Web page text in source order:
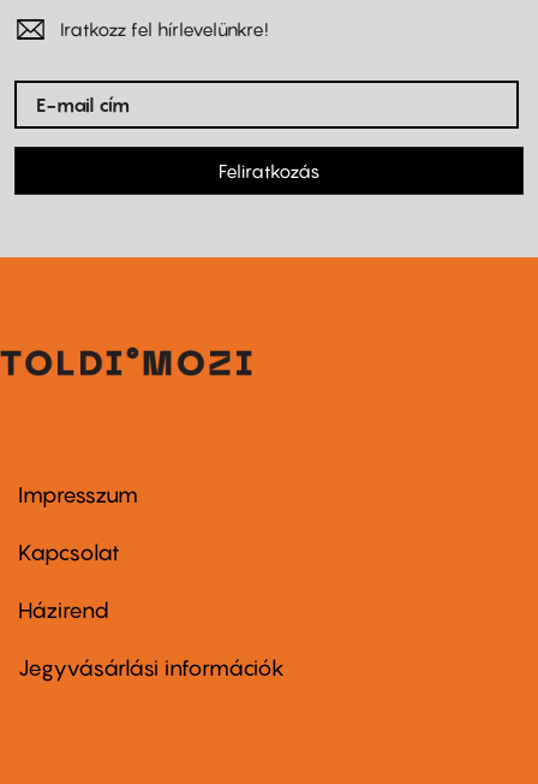
Iratkozz fel hírlevelünkre!
Feliratkozás
Footer
first
Impresszum
Kapcsolat
Footer
second
Házirend
Jegyvásárlási információk